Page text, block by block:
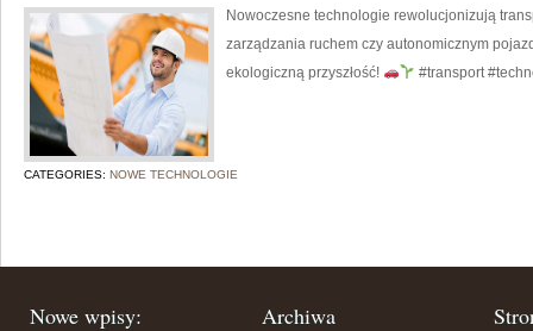
Nowoczesne technologie rewolucjonizują
zarządzania ruchem czy autonomicznym
ekologiczną przyszłość!
#transport
CATEGORIES: NOWE TECHNOLOGIE
Nowe wpisy: Archiwa